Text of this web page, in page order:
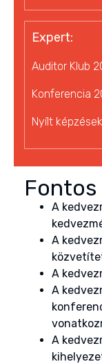
Expert:
Auditor Klub
Konferencia
Nyílt
A
A
A
A
A